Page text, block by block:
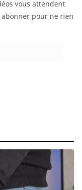
vous attendent
pour ne rien